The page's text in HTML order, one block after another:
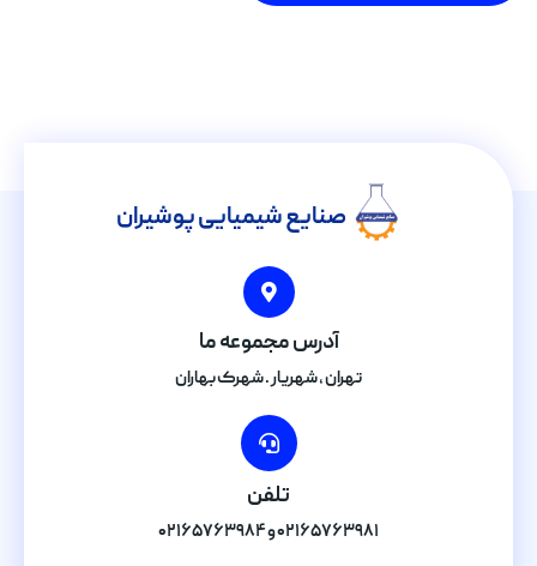
صنایع شیمیایی پوشیران
آدرس مجموعه ما
تهران , شهریار . شهرک بهاران
تلفن
۰۲۱۶۵۷۶۳۹۸۱ و ۰۲۱۶۵۷۶۳۹۸۴